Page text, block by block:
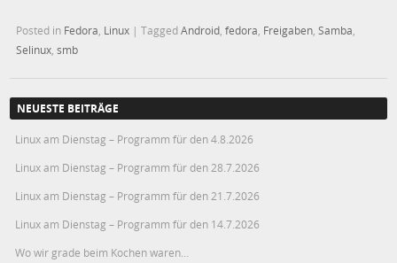
Posted in Fedora, Linux |TaggedAndroid,fedora, Freigaben,Samba,
Selinux,smb
NEUESTE BEITRÄGE
Linux am Dienstag – Programm für den 4.8.2026
Linux am Dienstag – Programm für den 28.7.2026
Linux am Dienstag – Programm für den 21.7.2026
Linux am Dienstag – Programm für den 14.7.2026
Wo wir grade beim Kochen waren…